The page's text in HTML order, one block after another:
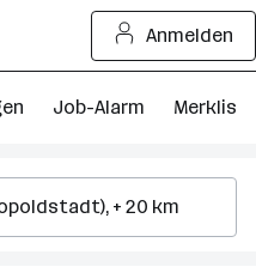
Anmelden
Job-Alarm Merkliste